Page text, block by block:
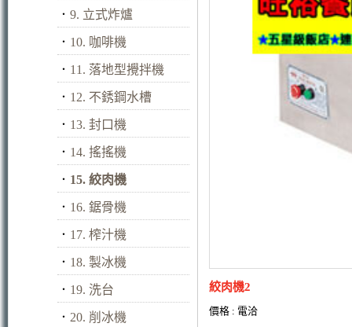
． 9. 立式炸爐
． 10. 咖啡機
． 11. 落地型攪拌機
． 12. 不銹鋼水槽
． 13. 封口機
． 14. 搖搖機
． 15. 絞肉機
． 16. 鋸骨機
． 17. 榨汁機
． 18. 製冰機
． 19. 洗台
． 20. 削冰機
絞肉機2
價格 : 電洽